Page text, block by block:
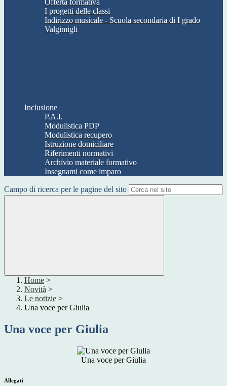
Offerta formativa
I progetti delle classi
Indirizzo musicale - Scuola secondaria di I grado
Valgimigli
Inclusione
P.A.I.
Modulistica PDP
Modulistica recupero
Istruzione domiciliare
Riferimenti normativi
Archivio materiale formativo
Insegnami come imparo
Campo di ricerca per le pagine del sito
Home >
Novità >
Le notizie >
Una voce per Giulia
Una voce per Giulia
Una voce per Giulia
Allegati